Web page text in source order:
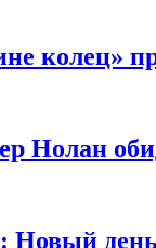
колец»
Нолан
Новый